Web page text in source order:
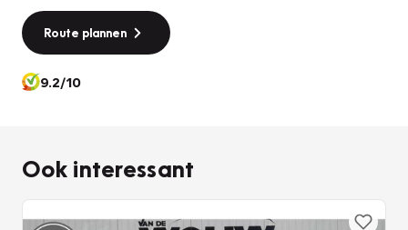
Route plannen
9.2/10
Ook interessant